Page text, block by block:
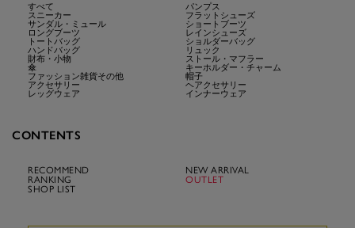
すべて
パンプス
スニーカー
フラットシューズ
サンダル・ミュール
ショートブーツ
ロングブーツ
レインシューズ
トートバッグ
ショルダーバッグ
ハンドバッグ
リュック
財布・小物
ストール・マフラー
傘
キーホルダー・チャーム
ファッション雑貨その他
帽子
アクセサリー
ヘアクセサリー
レッグウェア
インナーウェア
CONTENTS
RECOMMEND
NEW ARRIVAL
RANKING
OUTLET
SHOP LIST